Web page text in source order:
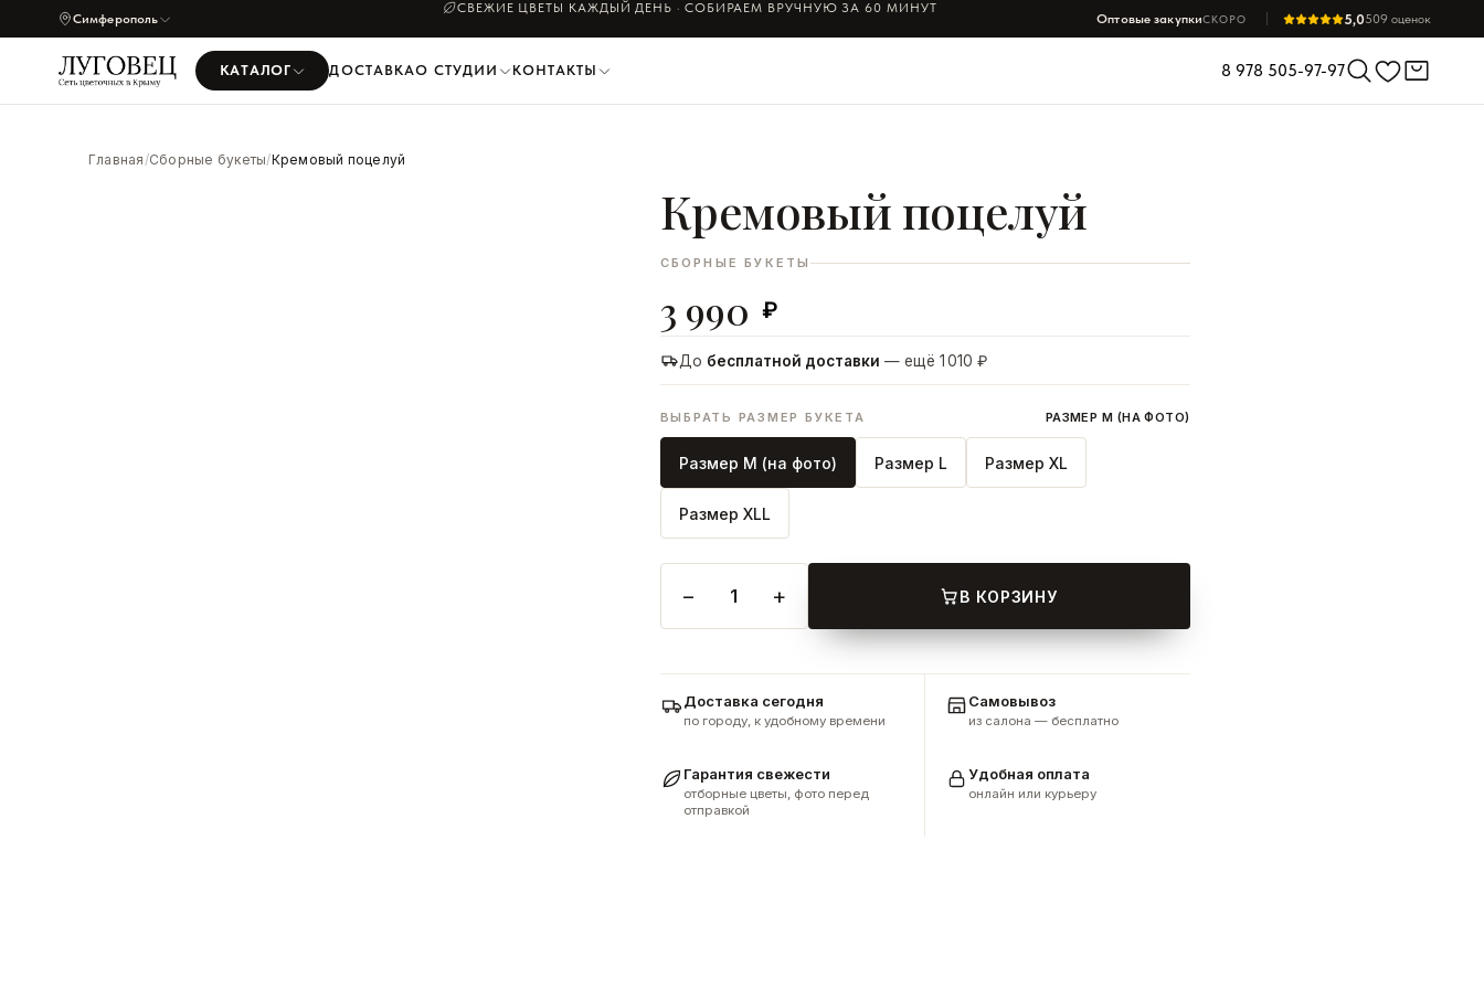
Симферополь
СВЕЖИЕ ЦВЕТЫ КАЖДЫЙ ДЕНЬ · СОБИРАЕМ ВРУЧНУЮ ЗА 60 МИНУТ
Оптовые закупкиСКОРО 5,0509 оценок
КАТАЛОГ ДОСТАВКАО СТУДИИ КОНТАКТЫ 8 978 505-97-97
Главная/Сборные букеты/Кремовый поцелуй
УВЕЛИЧИТЬ
Кремовый поцелуй
СБОРНЫЕ БУКЕТЫ
3 990 ₽
До бесплатной доставки — ещё 1 010 ₽
ВЫБРАТЬ РАЗМЕР БУКЕТА РАЗМЕР M (НА ФОТО)
Размер M (на фото) Размер L Размер XL
Размер XLL
− 1 + В КОРЗИНУ
ДОБАВИТЬ В КОРЗИНУ
Доставка сегодня
по городу, к удобному времени
Самовывоз
из салона — бесплатно
Гарантия свежести
отборные цветы, фото перед
отправкой
Удобная оплата
онлайн или курьеру